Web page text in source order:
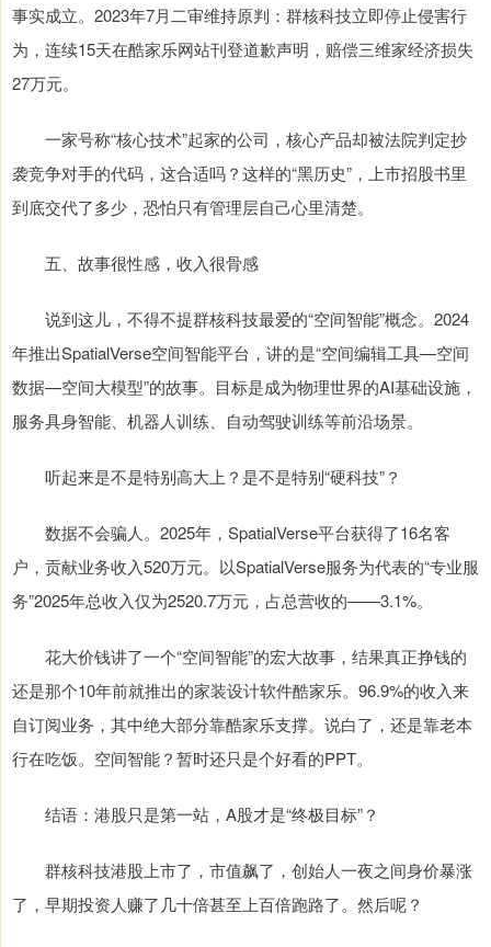
事实成立。2023年7月二审维持原判：群核科技立即停止侵害行
为，连续15天在酷家乐网站刊登道歉声明，赔偿三维家经济损失
27万元。
一家号称“核心技术”起家的公司，核心产品却被法院判定抄
袭竞争对手的代码，这合适吗？这样的“黑历史”，上市招股书里
到底交代了多少，恐怕只有管理层自己心里清楚。
五、故事很性感，收入很骨感
说到这儿，不得不提群核科技最爱的“空间智能”概念。2024
年推出SpatialVerse空间智能平台，讲的是“空间编辑工具—空间
数据—空间大模型”的故事。目标是成为物理世界的AI基础设施，
服务具身智能、机器人训练、自动驾驶训练等前沿场景。
听起来是不是特别高大上？是不是特别“硬科技”？
数据不会骗人。2025年，SpatialVerse平台获得了16名客
户，贡献业务收入520万元。以SpatialVerse服务为代表的“专业服
务”2025年总收入仅为2520.7万元，占总营收的——3.1%。
花大价钱讲了一个“空间智能”的宏大故事，结果真正挣钱的
还是那个10年前就推出的家装设计软件酷家乐。96.9%的收入来
自订阅业务，其中绝大部分靠酷家乐支撑。说白了，还是靠老本
行在吃饭。空间智能？暂时还只是个好看的PPT。
结语：港股只是第一站，A股才是“终极目标”？
群核科技港股上市了，市值飙了，创始人一夜之间身价暴涨
了，早期投资人赚了几十倍甚至上百倍跑路了。然后呢？